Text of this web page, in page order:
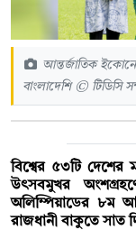
আন্তর্জাতিক
বাংলাদেশি © টিডিসি
বিশ্বের ৫৩টি দেশের
উৎসবমুখর
অলিম্পিয়াডের ৮ম
রাজধানী বাকুতে